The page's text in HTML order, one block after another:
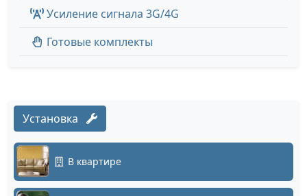
Усиление сигнала 3G/4G
Готовые комплекты
Установка
В квартире